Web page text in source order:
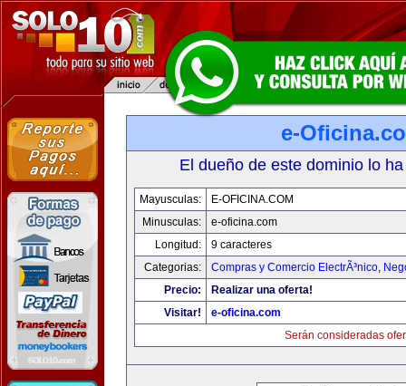
e-
El dueño de este dominio lo
Mayusculas:
E-OFICINA.COM
Minusculas:
e-oficina.com
Longitud:
9 caracteres
Categorias:
Compras y Comercio ElectrÃ³nico,
Precio:
Realizar una oferta!
Visitar!
e-oficina.com
Serán consideradas